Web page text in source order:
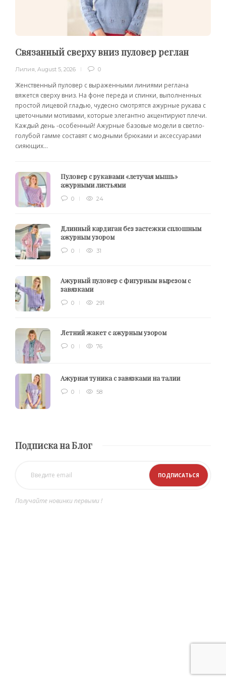
Связанный сверху вниз пуловер реглан
Лилия August 5, 2026 0
Женственный пуловер с выраженными линиями реглана
вяжется сверху вниз. На фоне переда и спинки, выполненных
простой лицевой гладью, чудесно смотрятся ажурные рукава с
цветочными мотивами, которые элегантно акцентируют плечи.
Каждый день -особенный! Ажурные базовые модели в светло-
голубой гамме составят с модными брюками и аксессуарами
сияющих...
Пуловер с рукавами «летучая мышь»
ажурными листьями
0 24
Длинный кардиган без застежки сплошным
ажурным узором
0 31
Ажурный пуловер с фигурным вырезом с
завязками
0 291
Летний жакет с ажурным узором
0 76
Ажурная туника с завязками на талии
0 58
Подписка на Блог
Получайте новинки первыми !